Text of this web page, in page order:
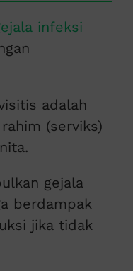
infeksi
adalah
(serviks)
gejala
berdampak
jika tidak